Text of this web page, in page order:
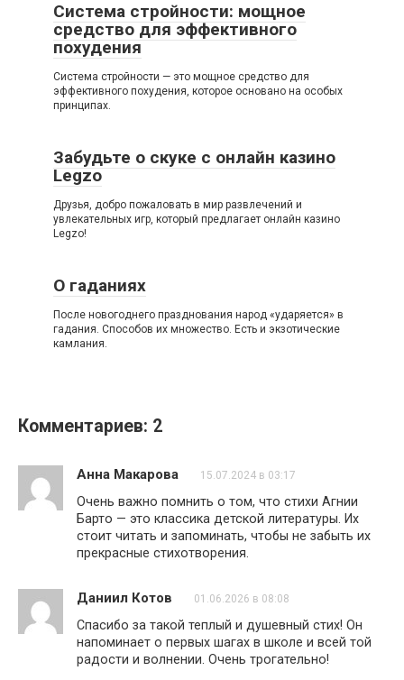
Система стройности: мощное
средство для эффективного
похудения
Система стройности — это мощное средство для
эффективного похудения, которое основано на особых
принципах.
Забудьте о скуке с онлайн казино
Legzo
Друзья, добро пожаловать в мир развлечений и
увлекательных игр, который предлагает онлайн казино
Legzo!
О гаданиях
После новогоднего празднования народ «ударяется» в
гадания. Способов их множество. Есть и экзотические
камлания.
Комментариев: 2
Анна Макарова 15.07.2024 в 03:17
Очень важно помнить о том, что стихи Агнии
Барто — это классика детской литературы. Их
стоит читать и запоминать, чтобы не забыть их
прекрасные стихотворения.
Даниил Котов 01.06.2026 в 08:08
Спасибо за такой теплый и душевный стих! Он
напоминает о первых шагах в школе и всей той
радости и волнении. Очень трогательно!